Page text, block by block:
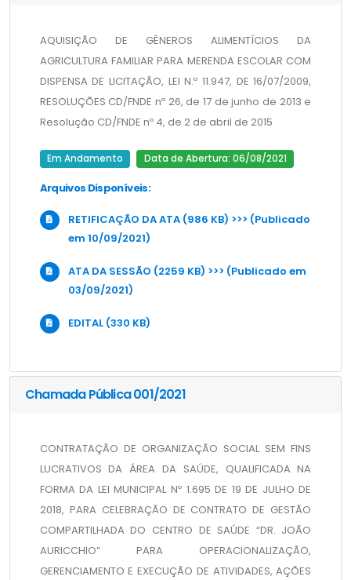
AQUISIÇÃO DE GÊNEROS ALIMENTÍCIOS DA
AGRICULTURA FAMILIAR PARA MERENDA ESCOLAR COM
DISPENSA DE LICITAÇÃO, LEI N.º 11.947, DE 16/07/2009,
RESOLUÇÕES CD/FNDE nº 26, de 17 de junho de 2013 e
Resolução CD/FNDE nº 4, de 2 de abril de 2015
Em Andamento Data de Abertura: 06/08/2021
Arquivos Disponíveis:
RETIFICAÇÃO DA ATA (986 KB) >>> (Publicado
em 10/09/2021)
ATA DA SESSÃO (2259 KB) >>> (Publicado em
03/09/2021)
EDITAL (330 KB)
Chamada Pública 001/2021
CONTRATAÇÃO DE ORGANIZAÇÃO SOCIAL SEM FINS
LUCRATIVOS DA ÁREA DA SAÚDE, QUALIFICADA NA
FORMA DA LEI MUNICIPAL Nº 1.695 DE 19 DE JULHO DE
2018, PARA CELEBRAÇÃO DE CONTRATO DE GESTÃO
COMPARTILHADA DO CENTRO DE SAÚDE “DR. JOÃO
AURICCHIO” PARA OPERACIONALIZAÇÃO,
GERENCIAMENTO E EXECUÇÃO DE ATIVIDADES, AÇÕES